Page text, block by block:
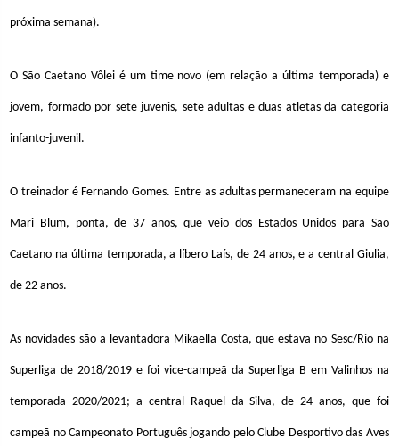
próxima semana).
O São Caetano Vôlei é um time novo (em relação a última temporada) e
jovem, formado por sete juvenis, sete adultas e duas atletas da categoria
infanto-juvenil.
O treinador é Fernando Gomes. Entre as adultas permaneceram na equipe
Mari Blum, ponta, de 37 anos, que veio dos Estados Unidos para São
Caetano na última temporada, a líbero Laís, de 24 anos, e a central Giulia,
de 22 anos.
As novidades são a levantadora Mikaella Costa, que estava no Sesc/Rio na
Superliga de 2018/2019 e foi vice-campeã da Superliga B em Valinhos na
temporada 2020/2021; a central Raquel da Silva, de 24 anos, que foi
campeã no Campeonato Português jogando pelo Clube Desportivo das Aves